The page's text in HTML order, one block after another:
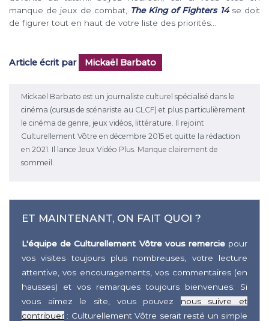
manque de jeux de combat,
The King of Fighters 14se doit
de figurer tout en haut de votre liste des priorités…
Article écrit par Mickaël Barbato
Mickaël Barbato est un journaliste culturel spécialisé dans le
cinéma (cursus de scénariste au CLCF) et plus particulièrement
le cinéma de genre, jeux vidéos, littérature. Il rejoint
Culturellement Vôtre en décembre 2015 et quitte la rédaction
en 2021. Il lance Jeux Vidéo Plus. Manque clairement de
sommeil.
ET MAINTENANT, ON FAIT QUOI ?
L'équipe de Culturellement Vôtre vous remerciepour
vos visites toujours plus nombreuses, votre lecture
attentive, vos encouragements, vos commentaires (en
hausses) et vos remarques toujours bienvenues. Si
vous aimez le site, vous pouvez nous suivre et
contribuer : Culturellement Vôtre serait resté un simple